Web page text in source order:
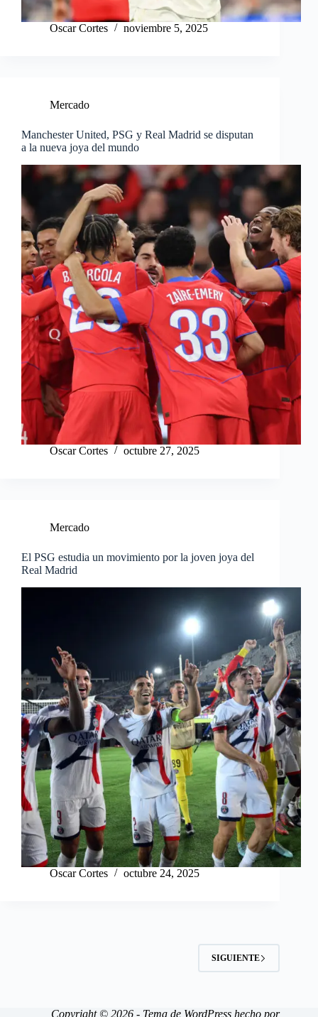
Oscar Cortes noviembre 5, 2025
Mercado
Manchester United, PSG y Real Madrid se disputan
a la nueva joya del mundo
Oscar Cortes octubre 27, 2025
Mercado
El PSG estudia un movimiento por la joven joya del
Real Madrid
Oscar Cortes octubre 24, 2025
SIGUIENTE
Copyright © 2026 - Tema de WordPress hecho por